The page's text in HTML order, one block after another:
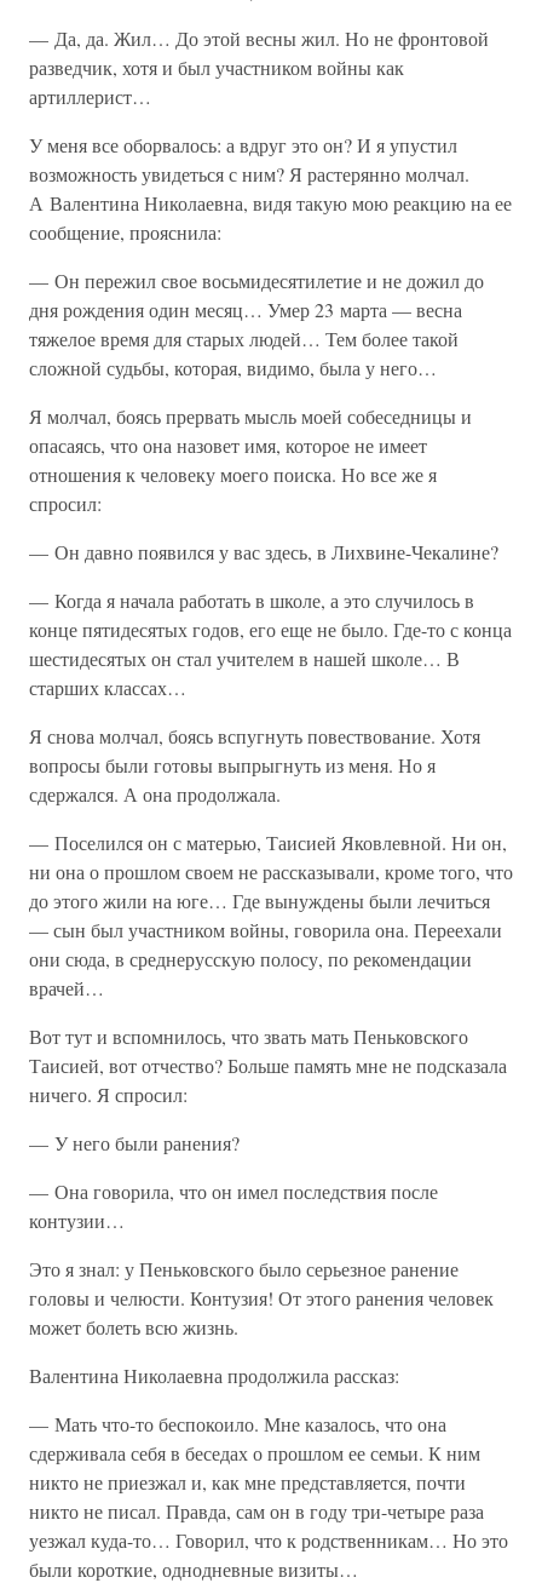
— Да, да. Жил… До этой весны жил. Но не фронтовой
разведчик, хотя и был участником войны как
артиллерист…
У меня все оборвалось: а вдруг это он? И я упустил
возможность увидеться с ним? Я растерянно молчал.
А Валентина Николаевна, видя такую мою реакцию на ее
сообщение, прояснила:
— Он пережил свое восьмидесятилетие и не дожил до
дня рождения один месяц… Умер 23 марта — весна
тяжелое время для старых людей… Тем более такой
сложной судьбы, которая, видимо, была у него…
Я молчал, боясь прервать мысль моей собеседницы и
опасаясь, что она назовет имя, которое не имеет
отношения к человеку моего поиска. Но все же я
спросил:
— Он давно появился у вас здесь, в Лихвине-Чекалине?
— Когда я начала работать в школе, а это случилось в
конце пятидесятых годов, его еще не было. Где-то с конца
шестидесятых он стал учителем в нашей школе… В
старших классах…
Я снова молчал, боясь вспугнуть повествование. Хотя
вопросы были готовы выпрыгнуть из меня. Но я
сдержался. А она продолжала.
— Поселился он с матерью, Таисией Яковлевной. Ни он,
ни она о прошлом своем не рассказывали, кроме того, что
до этого жили на юге… Где вынуждены были лечиться
— сын был участником войны, говорила она. Переехали
они сюда, в среднерусскую полосу, по рекомендации
врачей…
Вот тут и вспомнилось, что звать мать Пеньковского
Таисией, вот отчество? Больше память мне не подсказала
ничего. Я спросил:
— У него были ранения?
— Она говорила, что он имел последствия после
контузии…
Это я знал: у Пеньковского было серьезное ранение
головы и челюсти. Контузия! От этого ранения человек
может болеть всю жизнь.
Валентина Николаевна продолжила рассказ:
— Мать что-то беспокоило. Мне казалось, что она
сдерживала себя в беседах о прошлом ее семьи. К ним
никто не приезжал и, как мне представляется, почти
никто не писал. Правда, сам он в году три-четыре раза
уезжал куда-то… Говорил, что к родственникам… Но это
были короткие, однодневные визиты…